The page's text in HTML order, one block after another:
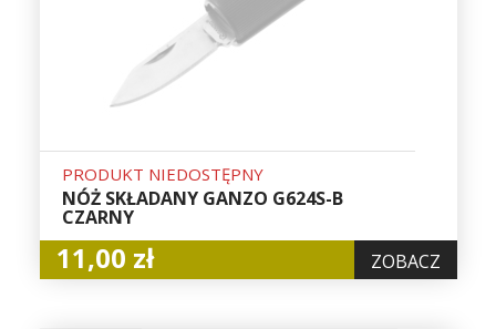
PRODUKT NIEDOSTĘPNY
NÓŻ SKŁADANY GANZO G624S-B
CZARNY
11,00 zł ZOBACZ